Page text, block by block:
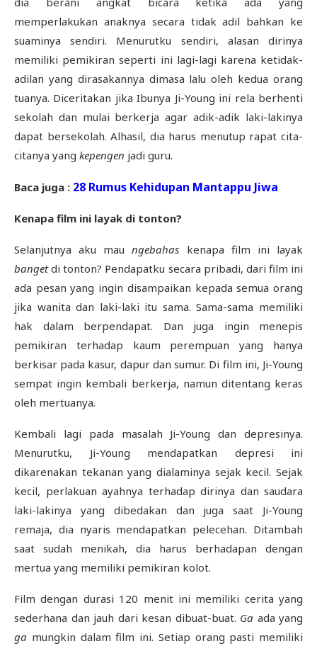
memperlakukan anaknya secara tidak adil bahkan ke
suaminya sendiri. Menurutku sendiri, alasan dirinya
memiliki pemikiran seperti ini lagi-lagi karena ketidak-
adilan yang dirasakannya dimasa lalu oleh kedua orang
tuanya. Diceritakan jika Ibunya Ji-Young ini rela berhenti
sekolah dan mulai berkerja agar adik-adik laki-lakinya
dapat bersekolah. Alhasil, dia harus menutup rapat cita-
citanya yang kepengen jadi guru.
Baca juga : 28 Rumus Kehidupan Mantappu Jiwa
Kenapa film ini layak di tonton?
Selanjutnya aku maungebahas kenapa film ini layak
bangetdi tonton? Pendapatku secara pribadi, dari film ini
ada pesan yang ingin disampaikan kepada semua orang
jika wanita dan laki-laki itu sama. Sama-sama memiliki
hak dalam berpendapat. Dan juga ingin menepis
pemikiran terhadap kaum perempuan yang hanya
berkisar pada kasur, dapur dan sumur. Di film ini, Ji-Young
sempat ingin kembali berkerja, namun ditentang keras
oleh mertuanya.
Kembali lagi pada masalah Ji-Young dan depresinya.
Menurutku, Ji-Young mendapatkan depresi ini
dikarenakan tekanan yang dialaminya sejak kecil. Sejak
kecil, perlakuan ayahnya terhadap dirinya dan saudara
laki-lakinya yang dibedakan dan juga saat Ji-Young
remaja, dia nyaris mendapatkan pelecehan. Ditambah
saat sudah menikah, dia harus berhadapan dengan
mertua yang memiliki pemikiran kolot.
Film dengan durasi 120 menit ini memiliki cerita yang
sederhana dan jauh dari kesan dibuat-buat. Ga ada yang
ga mungkin dalam film ini. Setiap orang pasti memiliki